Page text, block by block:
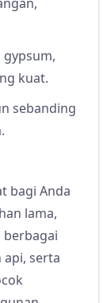
kuat.
sebanding
bagi Anda
lama,
berbagai
serta